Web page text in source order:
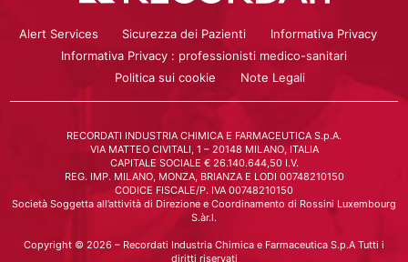
Alert Services Sicurezza dei Pazienti
Informativa Privacy
Informativa Privacy : professionisti medico-sanitari
Politica sui cookie
Note Legali
RECORDATI INDUSTRIA CHIMICA E FARMACEUTICA S.p.A.
VIA MATTEO CIVITALI, 1 – 20148 MILANO, ITALIA
CAPITALE SOCIALE € 26.140.644,50 I.V.
REG. IMP. MILANO, MONZA, BRIANZA E LODI 00748210150
CODICE FISCALE/P. IVA 00748210150
Società Soggetta all’attività di Direzione e Coordinamento di Rossini Luxembourg
S.àr.l.
Copyright © 2026 – Recordati Industria Chimica e Farmaceutica S.p.A Tutti i
diritti riservati